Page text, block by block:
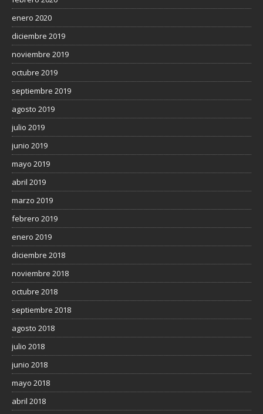
enero 2020
diciembre 2019
noviembre 2019
octubre 2019
septiembre 2019
agosto 2019
julio 2019
junio 2019
mayo 2019
abril 2019
marzo 2019
febrero 2019
enero 2019
diciembre 2018
noviembre 2018
octubre 2018
septiembre 2018
agosto 2018
julio 2018
junio 2018
mayo 2018
abril 2018